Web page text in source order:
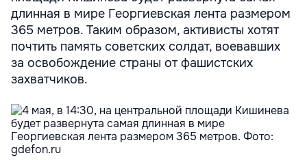
длинная в мире Георгиевская лента размером
365 метров. Таким образом, активисты хотят
почтить память советских солдат, воевавших
за освобождение страны от фашистских
захватчиков.